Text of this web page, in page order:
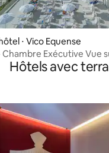
⋅ Vico Equense
Chambre Exécutive Vue
Hôtels avec